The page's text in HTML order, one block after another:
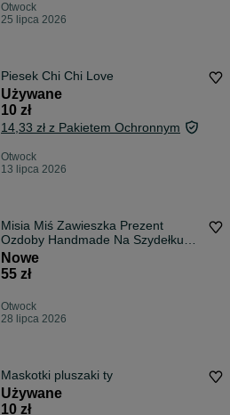
Otwock
25 lipca 2026
Piesek Chi Chi Love
Używane
10 zł
14,33 zł z Pakietem Ochronnym
Otwock
13 lipca 2026
Misia Miś Zawieszka Prezent
Ozdoby Handmade Na Szydełku
Breloczek
Nowe
55 zł
Otwock
28 lipca 2026
Maskotki pluszaki ty
Używane
10 zł